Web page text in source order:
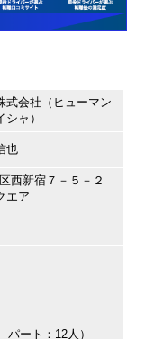
式会社（ヒューマン
ャ）
也
西新宿７－５－２
エア
パート：12人）